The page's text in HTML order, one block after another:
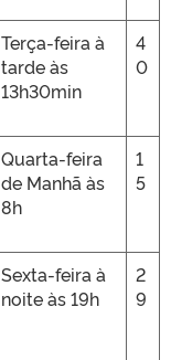
Terça-feira à
tarde às
13h30min
4
0
Quarta-feira
de Manhã às
8h
1
5
Sexta-feira à
noite às 19h
2
9